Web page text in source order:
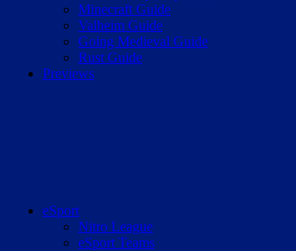
Minecraft Guide
Valheim Guide
Going Medieval Guide
Rust Guide
Previews
eSport
Nitro League
eSport Teams